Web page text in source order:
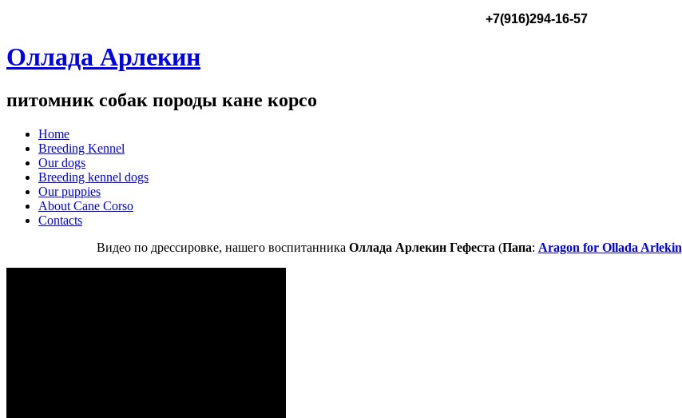
+7(916)294-16-57
Оллада Арлекин
питомник собак породы кане корсо
Home
Breeding Kennel
Our dogs
Breeding kennel dogs
Our puppies
About Cane Corso
Contacts
Видео по дрессировке, нашего воспитанника Оллада Арлекин Гефеста (Папа: Aragon for Ollada Arlekin